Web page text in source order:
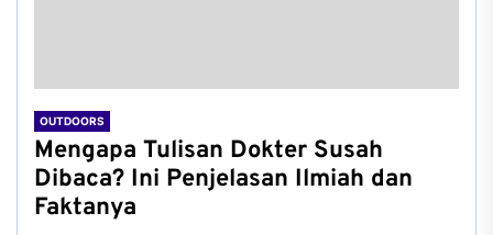
OUTDOORS
Mengapa Tulisan Dokter Susah
Dibaca? Ini Penjelasan Ilmiah dan
Faktanya